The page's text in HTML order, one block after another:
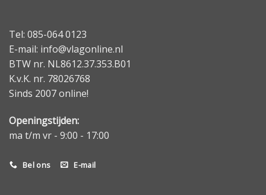
Tel: 085-064 0123
E-mail: info@vlagonline.nl
BTW nr. NL8612.37.353.B01
K.v.K. nr. 78026768
Sinds 2007 online!
Openingstijden:
ma t/m vr - 9:00 - 17:00
Bel ons E-mail